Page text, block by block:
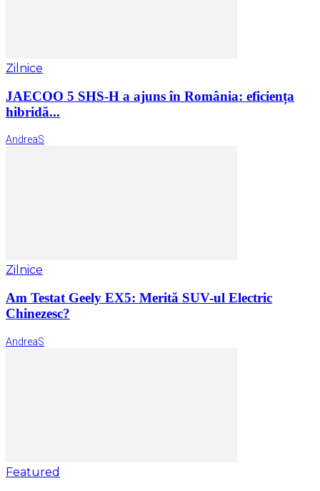
Zilnice
JAECOO 5 SHS-H a ajuns în România: eficiența
hibridă...
AndreaS
Zilnice
Am Testat Geely EX5: Merită SUV-ul Electric
Chinezesc?
AndreaS
Featured